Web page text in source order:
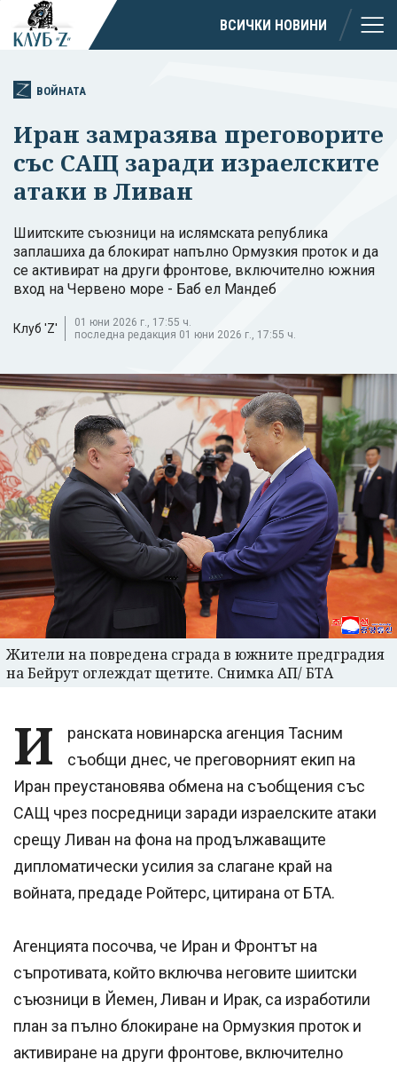
ВСИЧКИ НОВИНИ
ВОЙНАТА
Иран замразява преговорите
със САЩ заради израелските
атаки в Ливан
Шиитските съюзници на ислямската република
заплашиха да блокират напълно Ормузкия проток и да
се активират на други фронтове, включително южния
вход на Червено море - Баб ел Мандеб
Клуб 'Z'
01 юни 2026 г., 17:55 ч.
последна редакция 01 юни 2026 г., 17:55 ч.
Жители на повредена сграда в южните предградия
на Бейрут оглеждат щетите. Снимка АП/ БТА
И
ранската новинарска агенция Тасним
съобщи днес, че преговорният екип на
Иран преустановява обмена на съобщения със
САЩ чрез посредници заради израелските атаки
срещу Ливан на фона на продължаващите
дипломатически усилия за слагане край на
войната, предаде Ройтерс, цитирана от БТА.
Агенцията посочва, че Иран и Фронтът на
съпротивата, който включва неговите шиитски
съюзници в Йемен, Ливан и Ирак, са изработили
план за пълно блокиране на Ормузкия проток и
активиране на други фронтове, включително